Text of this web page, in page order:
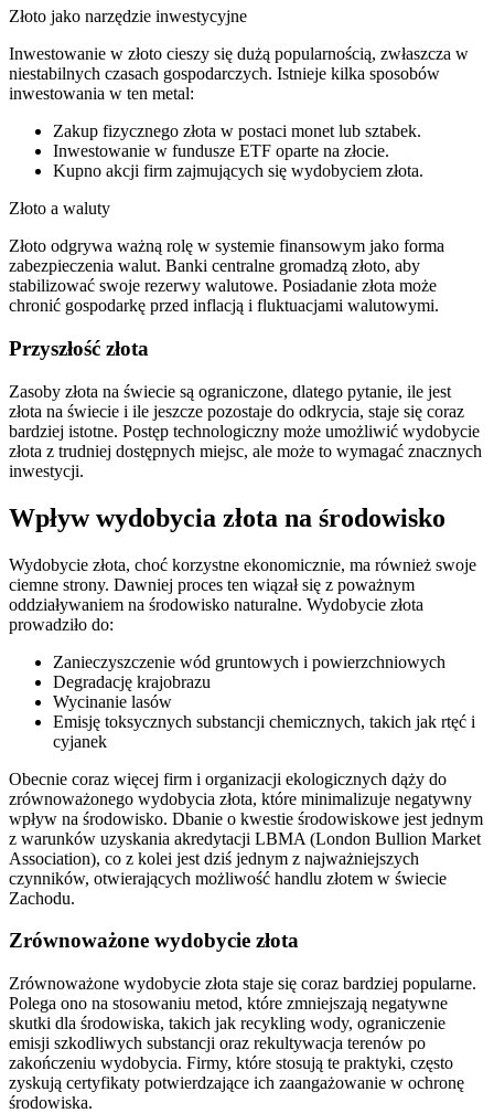
Złoto jako narzędzie inwestycyjne
Inwestowanie w złoto cieszy się dużą popularnością, zwłaszcza w
niestabilnych czasach gospodarczych. Istnieje kilka sposobów
inwestowania w ten metal:
Zakup fizycznego złota w postaci monet lub sztabek.
Inwestowanie w fundusze ETF oparte na złocie.
Kupno akcji firm zajmujących się wydobyciem złota.
Złoto a waluty
Złoto odgrywa ważną rolę w systemie finansowym jako forma
zabezpieczenia walut. Banki centralne gromadzą złoto, aby
stabilizować swoje rezerwy walutowe. Posiadanie złota może
chronić gospodarkę przed inflacją i fluktuacjami walutowymi.
Przyszłość złota
Zasoby złota na świecie są ograniczone, dlatego pytanie, ile jest
złota na świecie i ile jeszcze pozostaje do odkrycia, staje się coraz
bardziej istotne. Postęp technologiczny może umożliwić wydobycie
złota z trudniej dostępnych miejsc, ale może to wymagać znacznych
inwestycji.
Wpływ wydobycia złota na środowisko
Wydobycie złota, choć korzystne ekonomicznie, ma również swoje
ciemne strony. Dawniej proces ten wiązał się z poważnym
oddziaływaniem na środowisko naturalne. Wydobycie złota
prowadziło do:
Zanieczyszczenie wód gruntowych i powierzchniowych
Degradację krajobrazu
Wycinanie lasów
Emisję toksycznych substancji chemicznych, takich jak rtęć i
cyjanek
Obecnie coraz więcej firm i organizacji ekologicznych dąży do
zrównoważonego wydobycia złota, które minimalizuje negatywny
wpływ na środowisko. Dbanie o kwestie środowiskowe jest jednym
z warunków uzyskania akredytacji LBMA (London Bullion Market
Association), co z kolei jest dziś jednym z najważniejszych
czynników, otwierających możliwość handlu złotem w świecie
Zachodu.
Zrównoważone wydobycie złota
Zrównoważone wydobycie złota staje się coraz bardziej popularne.
Polega ono na stosowaniu metod, które zmniejszają negatywne
skutki dla środowiska, takich jak recykling wody, ograniczenie
emisji szkodliwych substancji oraz rekultywacja terenów po
zakończeniu wydobycia. Firmy, które stosują te praktyki, często
zyskują certyfikaty potwierdzające ich zaangażowanie w ochronę
środowiska.